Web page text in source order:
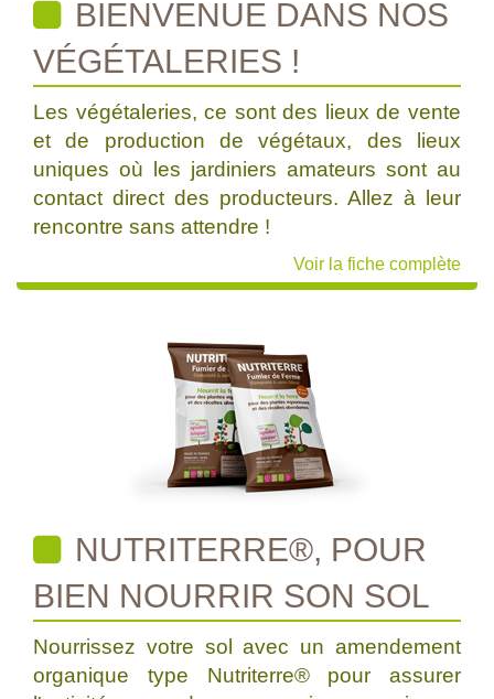
BIENVENUE DANS NOS
VÉGÉTALERIES !
Les végétaleries, ce sont des lieux de vente
et de production de végétaux, des lieux
uniques où les jardiniers amateurs sont au
contact direct des producteurs. Allez à leur
rencontre sans attendre !
Voir la fiche complète
NUTRITERRE®, POUR
BIEN NOURRIR SON SOL
Nourrissez votre sol avec un amendement
organique type Nutriterre® pour assurer